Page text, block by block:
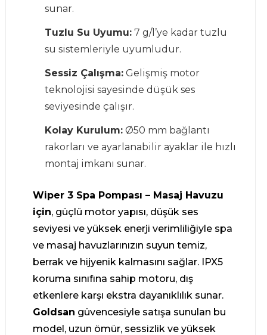
sunar.
Tuzlu Su Uyumu:7 g/l’ye kadar tuzlu
su sistemleriyle uyumludur.
Sessiz Çalışma:Gelişmiş motor
teknolojisi sayesinde düşük ses
seviyesinde çalışır.
Kolay Kurulum:Ø50 mm bağlantı
rakorları ve ayarlanabilir ayaklar ile hızlı
montaj imkanı sunar.
Wiper 3 Spa Pompası – Masaj Havuzu
için, güçlü motor yapısı, düşük ses
seviyesi ve yüksek enerji verimliliğiyle spa
ve masaj havuzlarınızın suyun temiz,
berrak ve hijyenik kalmasını sağlar. IPX5
koruma sınıfına sahip motoru, dış
etkenlere karşı ekstra dayanıklılık sunar.
Goldsan güvencesiyle satışa sunulan bu
model, uzun ömür, sessizlik ve yüksek